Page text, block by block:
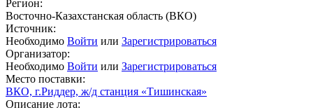
Регион:
Восточно-Казахстанская область (ВКО)
Источник:
Необходимо Войти или Зарегистрироваться
Организатор:
Необходимо Войти или Зарегистрироваться
Место поставки:
ВКО, г.Риддер, ж/д станция «Тишинская»
Описание лота: